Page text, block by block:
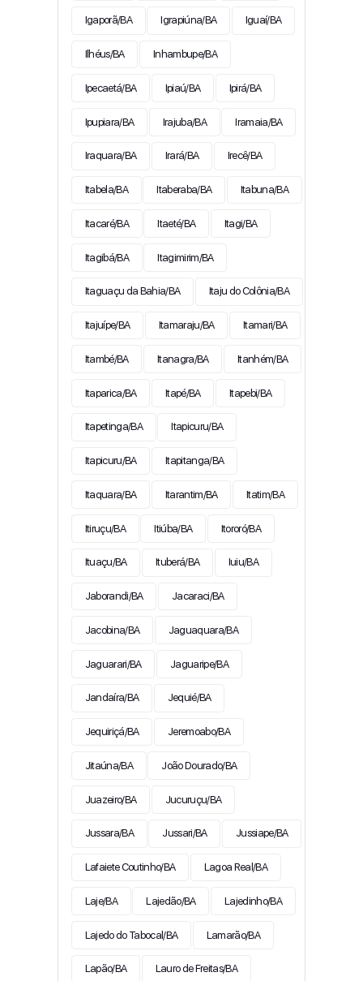
Igaporã/BA Igrapiúna/BA Iguaí/BA
Ilhéus/BA Inhambupe/BA
Ipecaetá/BA Ipiaú/BA Ipirá/BA
Ipupiara/BA Irajuba/BA Iramaia/BA
Iraquara/BA Irará/BA Irecê/BA
Itabela/BA Itaberaba/BA Itabuna/BA
Itacaré/BA Itaeté/BA Itagi/BA
Itagibá/BA Itagimirim/BA
Itaguaçu da Bahia/BA Itaju do Colônia/BA
Itajuípe/BA Itamaraju/BA Itamari/BA
Itambé/BA Itanagra/BA Itanhém/BA
Itaparica/BA Itapé/BA Itapebi/BA
Itapetinga/BA Itapicuru/BA
Itapicuru/BA Itapitanga/BA
Itaquara/BA Itarantim/BA Itatim/BA
Itiruçu/BA Itiúba/BA Itororó/BA
Ituaçu/BA Ituberá/BA Iuiu/BA
Jaborandi/BA Jacaraci/BA
Jacobina/BA Jaguaquara/BA
Jaguarari/BA Jaguaripe/BA
Jandaíra/BA Jequié/BA
Jequiriçá/BA Jeremoabo/BA
Jitaúna/BA João Dourado/BA
Juazeiro/BA Jucuruçu/BA
Jussara/BA Jussari/BA Jussiape/BA
Lafaiete Coutinho/BA Lagoa Real/BA
Laje/BA Lajedão/BA Lajedinho/BA
Lajedo do Tabocal/BA Lamarão/BA
Lapão/BA Lauro de Freitas/BA